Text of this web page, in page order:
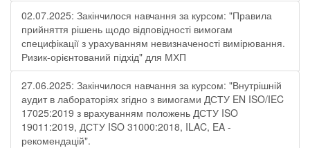
02.07.2025: Закінчилося навчання за курсом: "Правила
прийняття рішень щодо відповідності вимогам
специфікації з урахуванням невизначеності вимірювання.
Ризик-орієнтований підхід" для МХП
27.06.2025: Закінчилося навчання за курсом: "Внутрішній
аудит в лабораторіях згідно з вимогами ДСТУ EN ISO/IEC
17025:2019 з врахуванням положень ДСТУ ISO
19011:2019, ДСТУ ISO 31000:2018, ILAC, EA -
рекомендацій".